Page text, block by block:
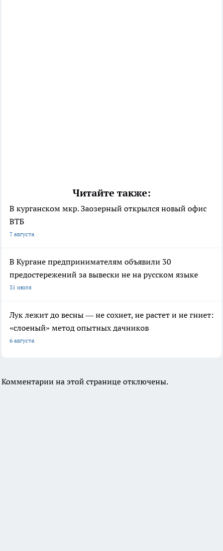
Читайте также:
В курганском мкр. Заозерный открылся новый офис
ВТБ
7 августа
В Кургане предпринимателям объявили 30
предостережений за вывески не на русском языке
31 июля
Лук лежит до весны — не сохнет, не растет и не гниет:
«слоеный» метод опытных дачников
6 августа
Комментарии на этой странице отключены.